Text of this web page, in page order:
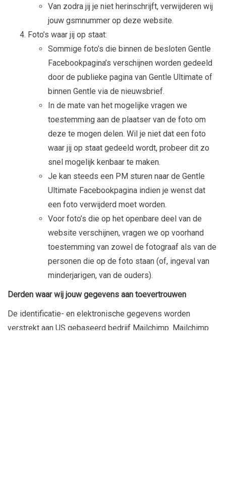
Van zodra jij je niet herinschrijft, verwijderen wij
jouw gsmnummer op deze website.
Foto’s waar jij op staat:
Sommige foto’s die binnen de besloten Gentle
Facebookpagina’s verschijnen worden gedeeld
door de publieke pagina van Gentle Ultimate of
binnen Gentle via de nieuwsbrief.
In de mate van het mogelijke vragen we
toestemming aan de plaatser van de foto om
deze te mogen delen. Wil je niet dat een foto
waar jij op staat gedeeld wordt, probeer dit zo
snel mogelijk kenbaar te maken.
Je kan steeds een PM sturen naar de Gentle
Ultimate Facebookpagina indien je wenst dat
een foto verwijderd moet worden.
Voor foto’s die op het openbare deel van de
website verschijnen, vragen we op voorhand
toestemming van zowel de fotograaf als van de
personen die op de foto staan (of, ingeval van
minderjarigen, van de ouders).
Derden waar wij jouw gegevens aan toevertrouwen
De identificatie- en elektronische gegevens worden
verstrekt aan US gebaseerd bedrijf Mailchimp. Mailchimp